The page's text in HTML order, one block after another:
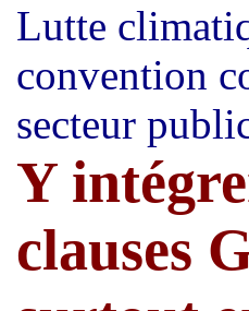
Lutte
convention
secteur
Y
clauses